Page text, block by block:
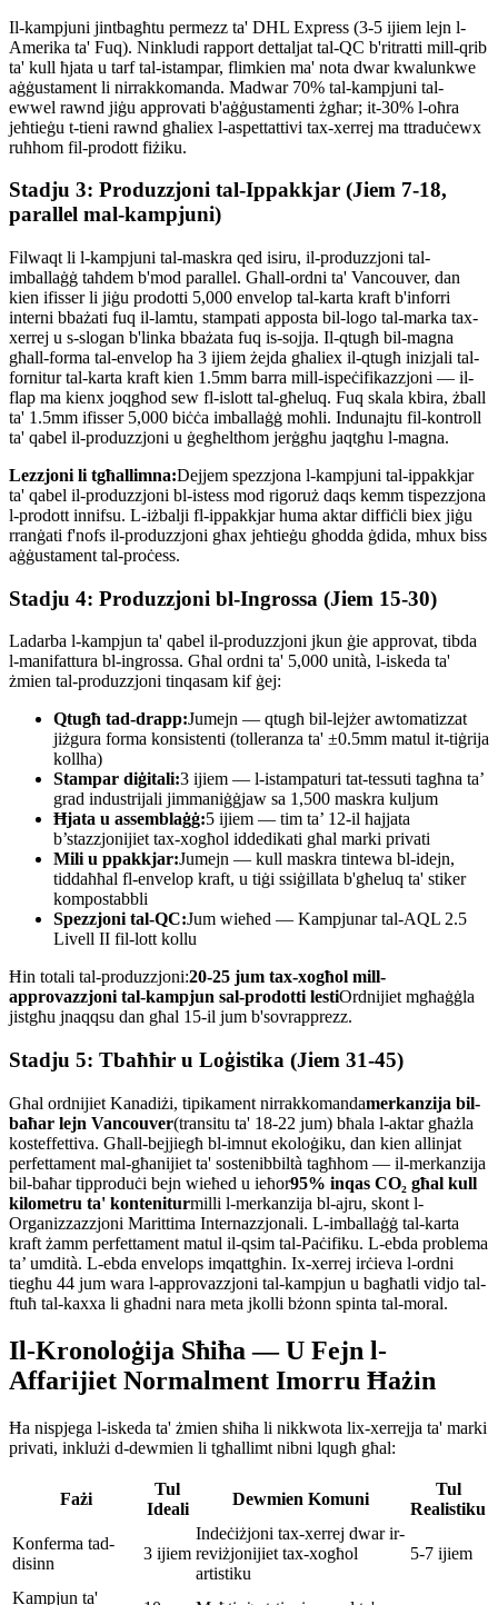
Il-kampjuni jintbagħtu permezz ta' DHL Express (3-5 ijiem lejn l-
Amerika ta' Fuq). Ninkludi rapport dettaljat tal-QC b'ritratti mill-qrib
ta' kull ħjata u tarf tal-istampar, flimkien ma' nota dwar kwalunkwe
aġġustament li nirrakkomanda. Madwar 70% tal-kampjuni tal-
ewwel rawnd jiġu approvati b'aġġustamenti żgħar; it-30% l-oħra
jeħtieġu t-tieni rawnd għaliex l-aspettattivi tax-xerrej ma ttraduċewx
ruħhom fil-prodott fiżiku.
Stadju 3: Produzzjoni tal-Ippakkjar (Jiem 7-18,
parallel mal-kampjuni)
Filwaqt li l-kampjuni tal-maskra qed isiru, il-produzzjoni tal-
imballaġġ taħdem b'mod parallel. Għall-ordni ta' Vancouver, dan
kien ifisser li jiġu prodotti 5,000 envelop tal-karta kraft b'inforri
interni bbażati fuq il-lamtu, stampati apposta bil-logo tal-marka tax-
xerrej u s-slogan b'linka bbażata fuq is-sojja. Il-qtugħ bil-magna
għall-forma tal-envelop ħa 3 ijiem żejda għaliex il-qtugħ inizjali tal-
fornitur tal-karta kraft kien 1.5mm barra mill-ispeċifikazzjoni — il-
flap ma kienx joqgħod sew fl-islott tal-għeluq. Fuq skala kbira, żball
ta' 1.5mm ifisser 5,000 biċċa imballaġġ moħli. Indunajtu fil-kontroll
ta' qabel il-produzzjoni u ġegħelthom jerġgħu jaqtgħu l-magna.
Lezzjoni li tgħallimna:Dejjem spezzjona l-kampjuni tal-ippakkjar
ta' qabel il-produzzjoni bl-istess mod rigoruż daqs kemm tispezzjona
l-prodott innifsu. L-iżbalji fl-ippakkjar huma aktar diffiċli biex jiġu
rranġati f'nofs il-produzzjoni għax jeħtieġu għodda ġdida, mhux biss
aġġustament tal-proċess.
Stadju 4: Produzzjoni bl-Ingrossa (Jiem 15-30)
Ladarba l-kampjun ta' qabel il-produzzjoni jkun ġie approvat, tibda
l-manifattura bl-ingrossa. Għal ordni ta' 5,000 unità, l-iskeda ta'
żmien tal-produzzjoni tinqasam kif ġej:
Qtugħ tad-drapp:Jumejn — qtugħ bil-lejżer awtomatizzat
jiżgura forma konsistenti (tolleranza ta' ±0.5mm matul it-tiġrija
kollha)
Stampar diġitali:3 ijiem — l-istampaturi tat-tessuti tagħna ta’
grad industrijali jimmaniġġjaw sa 1,500 maskra kuljum
Ħjata u assemblaġġ:5 ijiem — tim ta’ 12-il ħajjata
b’stazzjonijiet tax-xogħol iddedikati għal marki privati
Mili u ppakkjar:Jumejn — kull maskra tintewa bl-idejn,
tiddaħħal fl-envelop kraft, u tiġi ssiġillata b'għeluq ta' stiker
kompostabbli
Spezzjoni tal-QC:Jum wieħed — Kampjunar tal-AQL 2.5
Livell II fil-lott kollu
Ħin totali tal-produzzjoni:20-25 jum tax-xogħol mill-
approvazzjoni tal-kampjun sal-prodotti lestiOrdnijiet mgħaġġla
jistgħu jnaqqsu dan għal 15-il jum b'sovrapprezz.
Stadju 5: Tbaħħir u Loġistika (Jiem 31-45)
Għal ordnijiet Kanadiżi, tipikament nirrakkomandamerkanzija bil-
baħar lejn Vancouver(transitu ta' 18-22 jum) bħala l-aktar għażla
kosteffettiva. Għall-bejjiegħ bl-imnut ekoloġiku, dan kien allinjat
perfettament mal-għanijiet ta' sostenibbiltà tagħhom — il-merkanzija
bil-baħar tipproduċi bejn wieħed u ieħor95% inqas CO₂ għal kull
kilometru ta' konteniturmilli l-merkanzija bl-ajru, skont l-
Organizzazzjoni Marittima Internazzjonali. L-imballaġġ tal-karta
kraft żamm perfettament matul il-qsim tal-Paċifiku. L-ebda problema
ta’ umdità. L-ebda envelops imqattgħin. Ix-xerrej irċieva l-ordni
tiegħu 44 jum wara l-approvazzjoni tal-kampjun u bagħatli vidjo tal-
ftuħ tal-kaxxa li għadni nara meta jkolli bżonn spinta tal-moral.
Il-Kronoloġija Sħiħa — U Fejn l-
Affarijiet Normalment Imorru Ħażin
Ħa nispjega l-iskeda ta' żmien sħiħa li nikkwota lix-xerrejja ta' marki
privati, inklużi d-dewmien li tgħallimt nibni lqugħ għal:
Fażi
Tul
Ideali
Dewmien Komuni
Tul
Realistiku
Konferma tad-
disinn
3 ijiem
Indeċiżjoni tax-xerrej dwar ir-
reviżjonijiet tax-xogħol
artistiku
5-7 ijiem
Kampjun ta'